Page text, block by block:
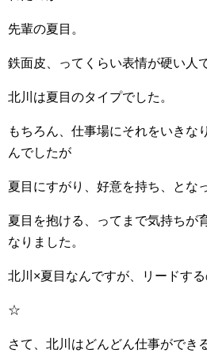
先輩の夏目。
鉄面皮、ってくらい表情が硬い人
北川は夏目のタイプでした。
もちろん、仕事場にそれをいきな
んでしたが
夏目にすがり、好意を持ち、とな
夏目を抱ける、ってまで気持ちが
なりました。
北川×夏目なんですが、リードする
☆
さて、北川はどんどん仕事ができ